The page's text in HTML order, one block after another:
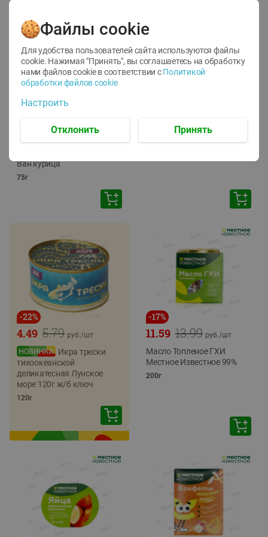
12
1.05 руб./
руб./шт
Корм влаж. для кош. с
Ван курица
75г
ТОФУ Vegetus ТВЕРДЫЙ
-22%
5.79
4.49 руб./шт
Икра трески
тихоокеанской
деликатесная Лунское
море 120г ж/б ключ
120г
-17%
13.99
11.59 руб./шт
Масло Топленое ГХИ
Местное Известное 99%
200г
Файлы cookie
Для удобства пользователей сайта используются файлы
cookie. Нажимая "Принять", вы соглашаетесь на обработку
нами файлов cookie в соответствии с Политикой
обработки файлов cookie
Настроить
Отклонить Принять